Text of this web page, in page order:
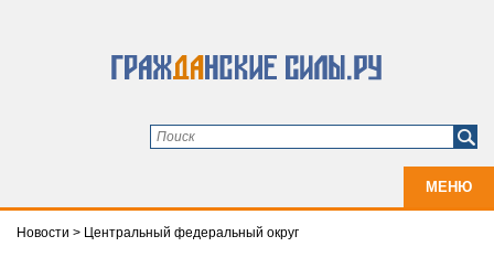
МЕНЮ
Новости > Центральный федеральный округ